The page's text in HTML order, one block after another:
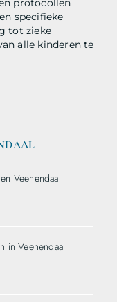
protocollen
specifieke
tot zieke
alle kinderen te
Veenendaal
in Veenendaal